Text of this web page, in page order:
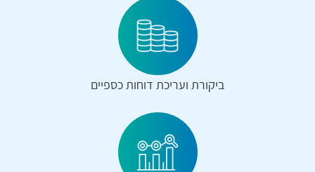
ביקורת ועריכת דוחות כספיים